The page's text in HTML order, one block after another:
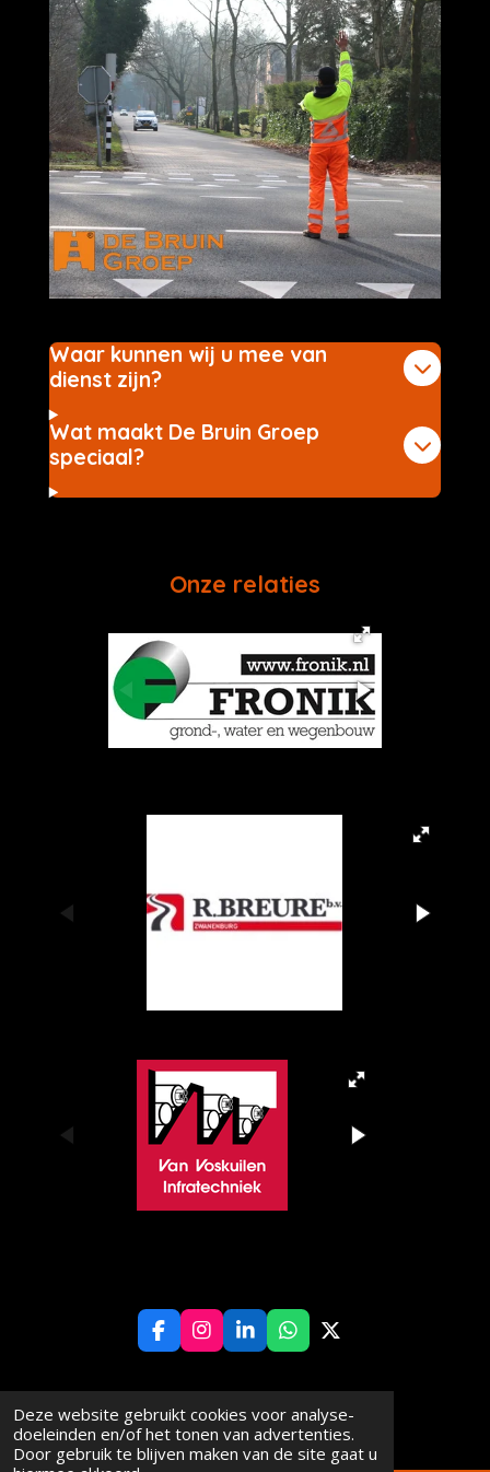
Deze website gebruikt cookies voor analyse-
doeleinden en/of het tonen van advertenties.
Door gebruik te blijven maken van de site gaat u
Waar kunnen wij u mee van
dienst zijn?
Wat maakt De Bruin Groep
speciaal?
Onze relaties
F
a
e
b
o
o
I
n
t
a
g
r
L
i
k
e
d
I
W
h
t
s
A
p
X
© 2024 - 2025 De Bruin Groep